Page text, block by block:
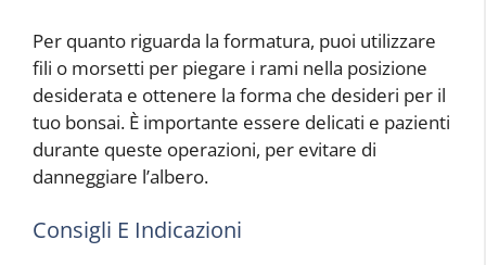
Per quanto riguarda la formatura, puoi utilizzare
fili o morsetti per piegare i rami nella posizione
desiderata e ottenere la forma che desideri per il
tuo bonsai. È importante essere delicati e pazienti
durante queste operazioni, per evitare di
danneggiare l’albero.
Consigli E Indicazioni